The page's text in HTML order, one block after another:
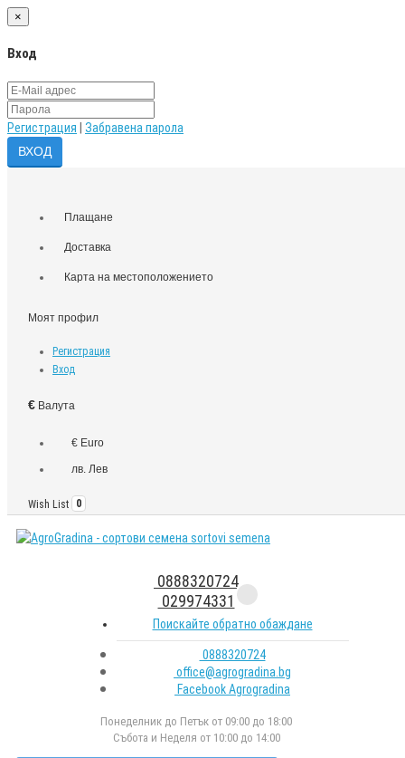
×
Вход
Регистрация Забравена парола
Плащане
Доставка
Карта на местоположението
Моят профил
Регистрация
Вход
€ Валута
€ Euro
лв. Лев
Wish List 0
0888320724
029974331
Поискайте обратно обаждане
0888320724
office@agrogradina.bg
Facebook Agrogradina
Понеделник до Петък от 09:00 до 18:00
Събота и Неделя от 10:00 до 14:00